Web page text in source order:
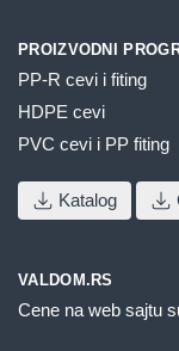
PROIZVODNI
PP-R cevi i fiting
HDPE cevi
PVC cevi i PP fiting
Katalog
VALDOM.RS
Cene na web sajtu